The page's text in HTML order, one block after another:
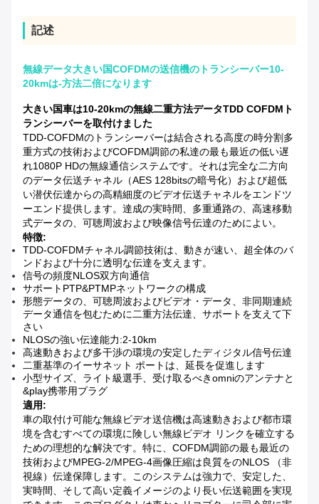
記述
無線データ大きい国COFDMの送信機のトランシーバー10-
20kmは-方法二倍になります
大きい国車は10-20kmの無線二重方法データTDD COFDMト
ランシーバーを取付けました
TDD-COFDMのトランシーバーは結合される高度の時分割多
重方式の技術およびCOFDM調節の私達の最も最近の低い遅
れ1080P HDの無線通信システムです。それは完全な二方向
のデータ伝送チャネル（AES 128bitsの暗号化）および超低
い潜伏伝達からの高精細度のビデオ伝送チャネルをエンドツ
ーエンド提供します。達成の実時間、多重通路の、高速移動
式データの、可聴周波および映像信号伝達のためによい。
特徴:
TDD-COFDMチャネル調節技術は、動きが速い、超全体のバ
ンドおよび十分に透明な伝達を支えます。
信号の頻度NLOS双方向通信
サポートPTP&PTMPネットワークの構成
形態データの、可聴周波およびビデオ・データ、非同期連続
データ通信を包むために二重方法伝達、サポートを支えて下
さい
NLOSの強い伝達能力:2-10km
高速動きおよび多干渉の環境の安定したディジタル信号伝達
二重基準のイーサネット ポートは、延長を促進します
小型サイズ、ライト級選手、受け取るべきomniのアンテナと
&play携帯用プラグ
適用:
車の取付け可能な無線ビデオ送信機は高速動きおよび都市環
境を含むすべての環境に険しい無線ビデオ リンクを確立する
ための理想的な解決です。特に、COFDM調節の最も最近の
技術およびMPEG-2/MPEG-4画像圧縮は良質をのNLOS （非
視線）伝達保障します。このシステムは強力で、安定した、
実時間、そして高い定義イメージのより長い伝送範囲を実現